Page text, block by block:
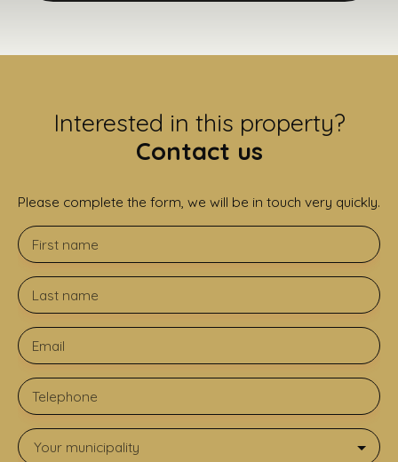
Interested in this property?
Contact us
Please complete the form, we will be in touch very quickly.
First name
Last name
Email
Telephone
Your municipality